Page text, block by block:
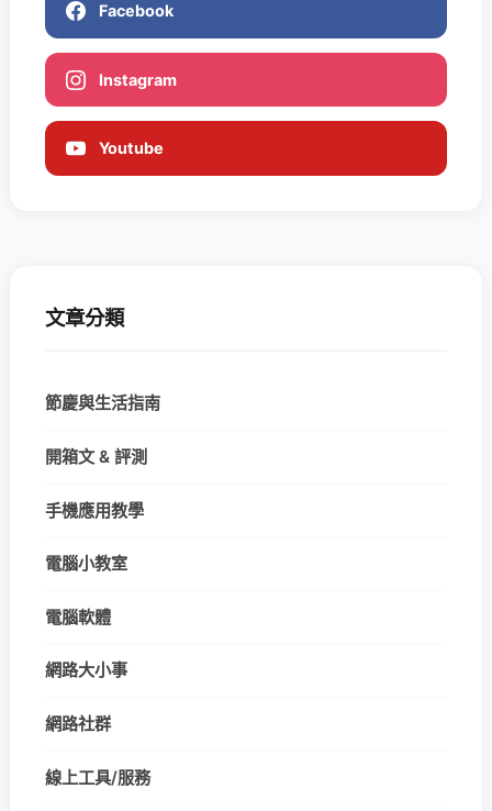
Facebook
Instagram
Youtube
文章分類
節慶與生活指南
開箱文 & 評測
手機應用教學
電腦小教室
電腦軟體
網路大小事
網路社群
線上工具/服務